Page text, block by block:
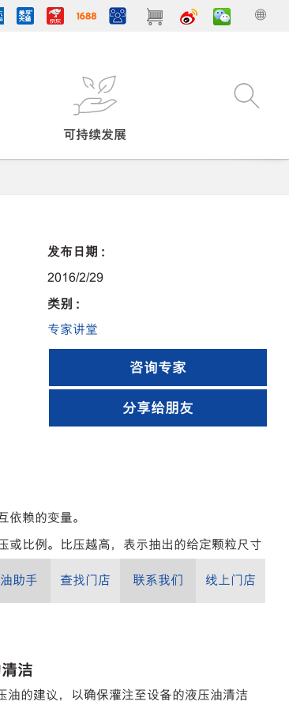
可持续发展
助手 查找门店 联系我们 线上门店
发布日期 :
2016/2/29
类别 :
专家讲堂
咨询专家
分享给朋友
赖的变量。
或比例。比压越高，表示抽出的给定颗粒尺寸
洁
油的建议，以确保灌注至设备的液压油清洁